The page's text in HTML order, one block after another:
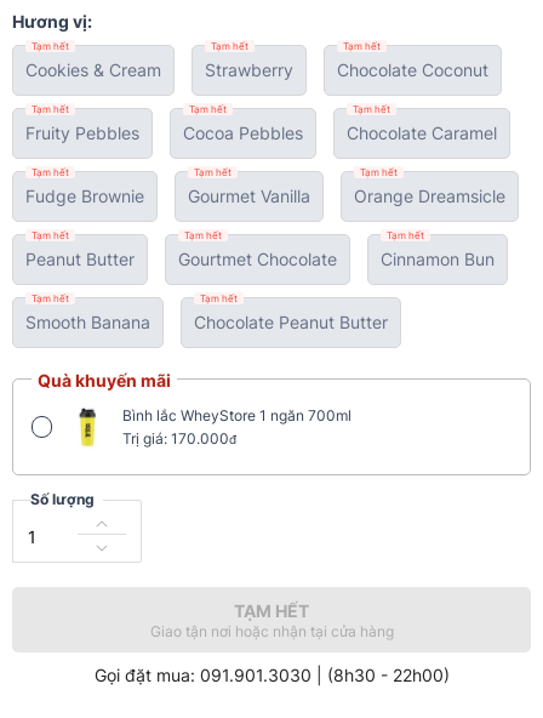
Hương vị:
Tạm hết
Cookies & Cream
Tạm hết
Strawberry
Tạm hết
Chocolate Coconut
Tạm hết
Fruity Pebbles
Tạm hết
Cocoa Pebbles
Tạm hết
Chocolate Caramel
Tạm hết
Fudge Brownie
Tạm hết
Gourmet Vanilla
Tạm hết
Orange Dreamsicle
Tạm hết
Peanut Butter
Tạm hết
Gourtmet Chocolate
Tạm hết
Cinnamon Bun
Tạm hết
Smooth Banana
Tạm hết
Chocolate Peanut Butter
Quà khuyến mãi
Bình lắc WheyStore 1 ngăn 700ml
Trị giá: 170.000đ
Số lượng
TẠM HẾT
Giao tận nơi hoặc nhận tại cửa hàng
Gọi đặt mua: 091.901.3030 | (8h30 - 22h00)